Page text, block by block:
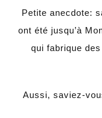
Petite anecdote:
ont été jusqu’à
qui fabrique
Aussi, saviez-